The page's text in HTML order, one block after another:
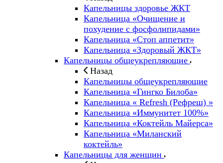
Капельницы здоровье ЖКТ
Капельница «Очищение и
похудение с фосфолипидами»
Капельница «Стоп аппетит»
Капельница «Здоровый ЖКТ»
Капельницы общеукрепляющие
Назад
Капельницы общеукрепляющие
Капельница «Гингко Билоба»
Капельница « Refresh (Рефреш) »
Капельница «Иммунитет 100%»
Капельница «Коктейль Майерса»
Капельница «Миланский
коктейль»
Капельницы для женщин